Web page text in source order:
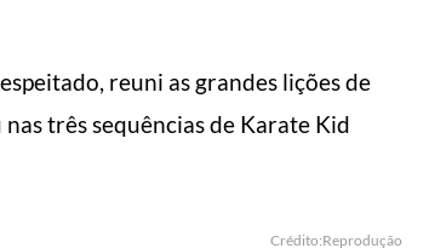
reuni as grandes lições de
três sequências de Karate Kid
Crédito:Reprodução